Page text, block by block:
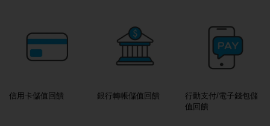
信用卡儲值回饋 銀行轉帳儲值回饋
行動支付/電子錢包儲
值回饋